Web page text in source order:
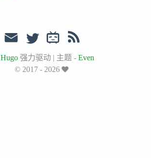
Hugo强力驱动 | 主题 - Even
© 2017 - 2026